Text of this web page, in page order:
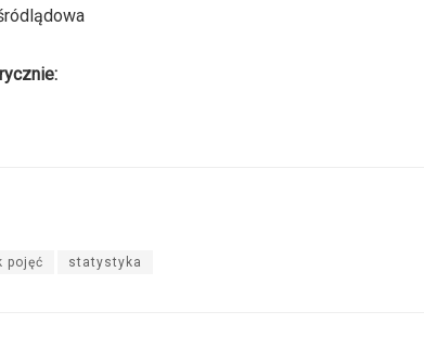
pojęć statystyka